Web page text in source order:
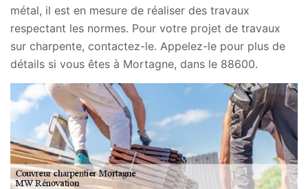
métal, il est en mesure de réaliser des travaux
respectant les normes. Pour votre projet de travaux
sur charpente, contactez-le. Appelez-le pour plus de
détails si vous êtes à Mortagne, dans le 88600.